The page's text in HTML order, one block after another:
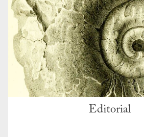
Editorial